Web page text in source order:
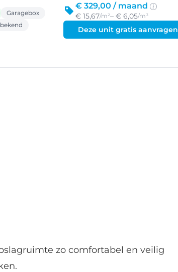
Garagebox
€ 329,00 / maand
€ 15,67/m²– € 6,05/m³
Deze unit gratis aanvragen
zo comfortabel en veilig